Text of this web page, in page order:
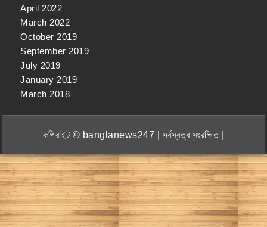
April 2022
March 2022
October 2019
September 2019
July 2019
January 2019
March 2018
কপিরাইট © banglanews247 | সর্বস্বত্ব সংরক্ষিত |